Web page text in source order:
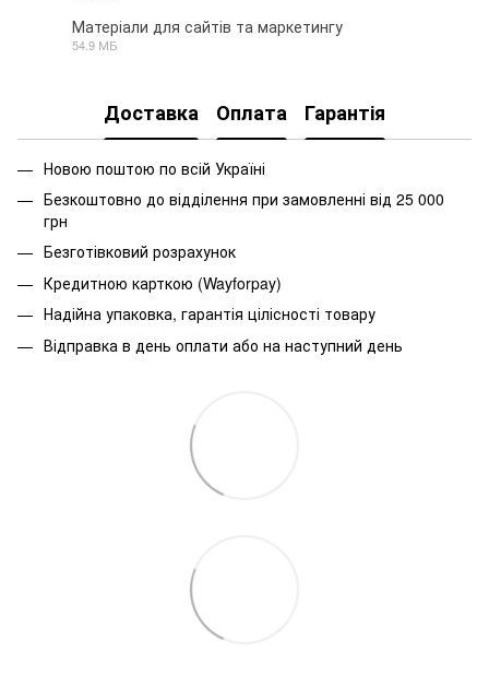
Матеріали для сайтів та маркетингу
54.9 МБ
Доставка Оплата Гарантія
Новою поштою по всій Україні
Безкоштовно до відділення при замовленні від 25 000
грн
Безготівковий розрахунок
Кредитною карткою (Wayforpay)
Надійна упаковка, гарантія цілісності товару
Відправка в день оплати або на наступний день